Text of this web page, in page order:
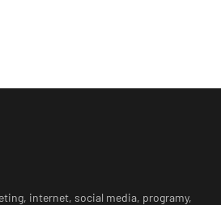
internet, social media, programy,